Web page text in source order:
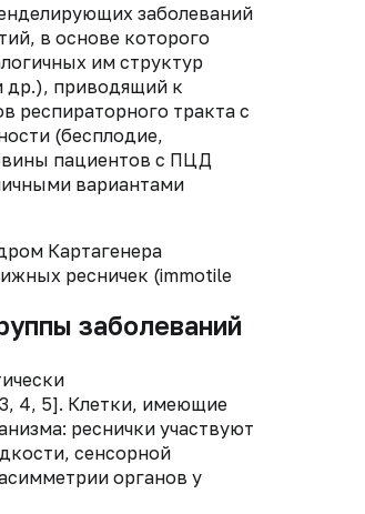
заболеваний
в основе которого
им структур
др.), приводящий к
респираторного тракта с
(бесплодие,
пациентов с ПЦД
вариантами
Картагенера
ресничек (immotile
заболеваний
4, 5]. Клетки, имеющие
реснички участвуют
сенсорной
органов у